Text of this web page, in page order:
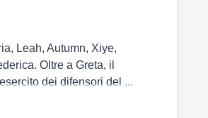
Leah, Autumn, Xiye,
Oltre a Greta, il
dei difensori del ...